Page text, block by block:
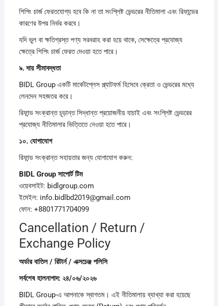
শিপিং চার্জ ফেরতযোগ্য হবে কি না তা সংশ্লিষ্ট ভেন্ডরের নীতিমালা এবং রিফান্ডের
কারণের উপর নির্ভর করবে।
যদি ভুল বা ক্ষতিগ্রস্ত পণ্য সরবরাহ করা হয়ে থাকে, সেক্ষেত্রে প্রযোজ্য
ক্ষেত্রে শিপিং চার্জ ফেরত দেওয়া হতে পারে।
৯.দায়সীমাবদ্ধতা
BIDL Group একটি মার্কেটপ্লেস প্ল্যাটফর্ম হিসেবে ক্রেতা ও ভেন্ডরের মধ্যে
লেনদেন সহজতর করে।
রিফান্ড সংক্রান্ত চূড়ান্ত সিদ্ধান্ত প্রয়োজনীয় যাচাই এবং সংশ্লিষ্ট ভেন্ডরের
প্রযোজ্য নীতিমালার ভিত্তিতে নেওয়া হতে পারে।
১০. যোগাযোগ
রিফান্ড সংক্রান্ত সহায়তার জন্য যোগাযোগ করুন:
BIDL Group সাপোর্টটিম
ওয়েবসাইট: bidlgroup.com
ইমেইল: info.bidlbd2019@gmail.com
ফোন: +8801771704099
Cancellation / Return /
Exchange Policy
অর্ডারবাতিল / রিটার্ন / এক্সচেঞ্জ পলিসি
সর্বশেষহালনাগাদ: ২৪/০৬/২০২৬
BIDL Group-এ আপনাকে স্বাগতম। এই নীতিমালায় ব্যাখ্যা করা হয়েছে